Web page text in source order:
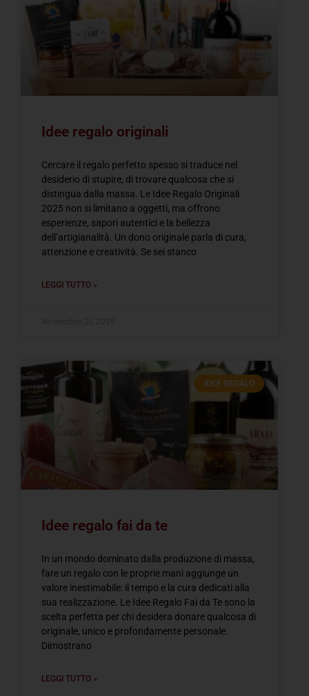
Idee regalo originali
Cercare il regalo perfetto spesso si traduce nel
desiderio di stupire, di trovare qualcosa che si
distingua dalla massa. Le Idee Regalo Originali
2025 non si limitano a oggetti, ma offrono
esperienze, sapori autentici e la bellezza
dell’artigianalità. Un dono originale parla di cura,
attenzione e creatività. Se sei stanco
LEGGI TUTTO »
IDEE REGALO
Idee regalo fai da te
In un mondo dominato dalla produzione di massa,
fare un regalo con le proprie mani aggiunge un
valore inestimabile: il tempo e la cura dedicati alla
sua realizzazione. Le Idee Regalo Fai da Te sono la
scelta perfetta per chi desidera donare qualcosa di
originale, unico e profondamente personale.
Dimostrano
LEGGI TUTTO »